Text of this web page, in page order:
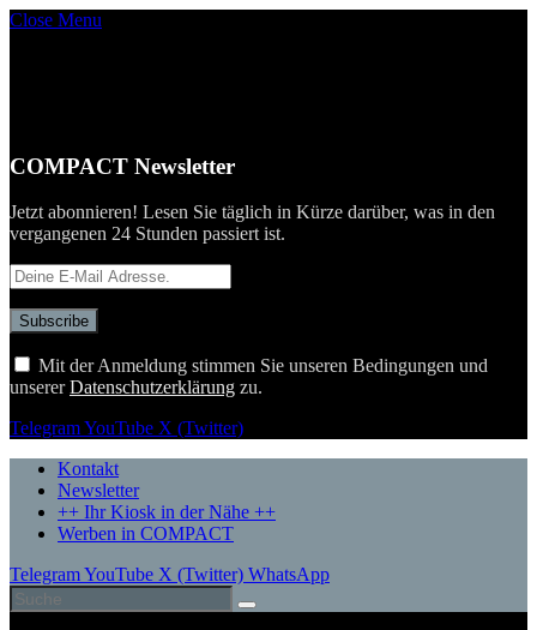
Close Menu
COMPACT Newsletter
Jetzt abonnieren! Lesen Sie täglich in Kürze darüber, was in den
vergangenen 24 Stunden passiert ist.
Mit der Anmeldung stimmen Sie unseren Bedingungen und
unsererDatenschutzerklärung zu.
TelegramYouTube X (Twitter)
Kontakt
Newsletter
++ Ihr Kiosk in der Nähe ++
Werben in COMPACT
TelegramYouTube X (Twitter) WhatsApp